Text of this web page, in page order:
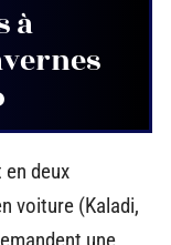
à
deux
voiture (Kaladi,